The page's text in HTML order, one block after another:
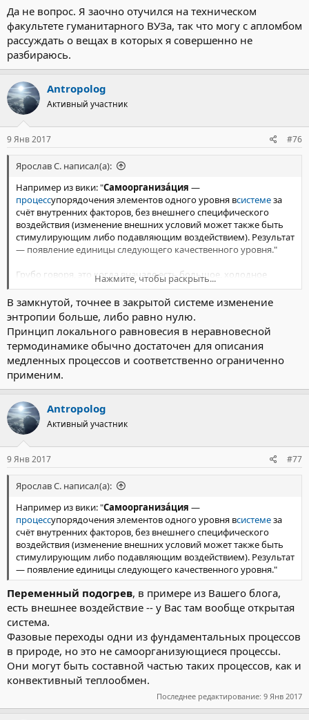
Да не вопрос. Я заочно отучился на техническом
факультете гуманитарного ВУЗа, так что могу с апломбом
рассуждать о вещах в которых я совершенно не
разбираюсь.
Antropolog
Активный участник
9 Янв 2017 #76
Ярослав С. написал(а):
Например из вики: "Самоорганиза́ция —
процессупорядочения элементов одного уровня всистемеза
счёт внутренних факторов, без внешнего специфического
воздействия (изменение внешних условий может также быть
стимулирующим либо подавляющим воздействием). Результат
— появление единицы следующего качественного уровня."
Грубо говоря, это когда вначале есть большое, холодное
газопылевое облако (сиречь типичный бесструктурный "хаос"),
а затем оно, под действием своих внутренних сил - в первую
очередь гравитационных, начинает постепенно
структурировать - появляется вначале протозвёздный диск, а
позже звезда и планеты. Понятно, что в классическом
понимании второго закона термодинамики энтропия в
замкнутой системе только нарастает, но в бытовом понимании
- мы имеем именно самоорганизацию.
Если взять всю систему, то неравновесными являются в первую
очередь температура и давление. Но если будем разбивать на
маленькие подсистемки - можно дойти и уровней где их
неравновесностью можно пренебречь.
Нажмите, чтобы раскрыть...
В замкнутой, точнее в закрытой системе изменение
энтропии больше, либо равно нулю.
Принцип локального равновесия в неравновесной
термодинамике обычно достаточен для описания
медленных процессов и соответственно ограниченно
применим.
Antropolog
Активный участник
9 Янв 2017 #77
Ярослав С. написал(а):
Например из вики: "Самоорганиза́ция —
процессупорядочения элементов одного уровня всистемеза
счёт внутренних факторов, без внешнего специфического
воздействия (изменение внешних условий может также быть
стимулирующим либо подавляющим воздействием). Результат
— появление единицы следующего качественного уровня."
Переменный подогрев, в примере из Вашего блога,
есть внешнее воздействие -- у Вас там вообще открытая
система.
Фазовые переходы одни из фундаментальных процессов
в природе, но это не самоорганизующиеся процессы.
Они могут быть составной частью таких процессов, как и
конвективный теплообмен.
Последнее редактирование: 9 Янв 2017